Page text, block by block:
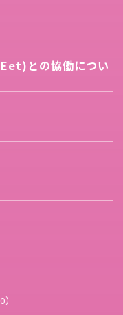
との協働につい